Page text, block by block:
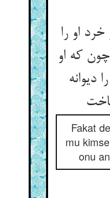
او را
که او
دیوانه
Fakat
mu
onu